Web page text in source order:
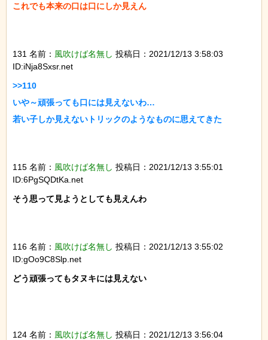
これでも本来の口は口にしか見えん
131 名前： 風吹けば名無し 投稿日：2021/12/13 3:58:03
ID:iNja8Sxsr.net
>>110
いや～頑張っても口には見えないわ…
若い子しか見えないトリックのようなものに思えてきた
115 名前： 風吹けば名無し 投稿日：2021/12/13 3:55:01
ID:6PgSQDtKa.net
そう思って見ようとしても見えんわ
116 名前： 風吹けば名無し 投稿日：2021/12/13 3:55:02
ID:gOo9C8Slp.net
どう頑張ってもタヌキには見えない
124 名前： 風吹けば名無し 投稿日：2021/12/13 3:56:04